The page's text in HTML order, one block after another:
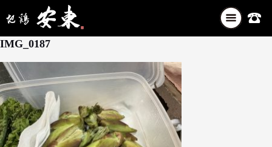
ナ
ビ
4月 9, 2026
IMG_0187